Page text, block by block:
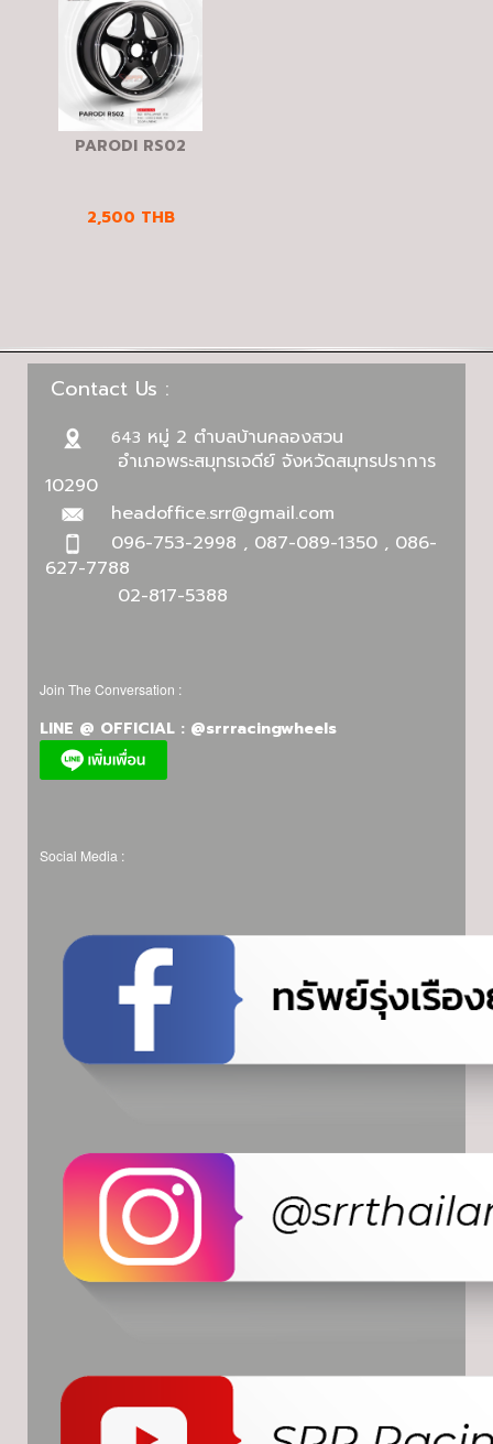
PARODI RS02
2,500 THB
Contact Us :
643 หมู่ 2 ตำบลบ้านคลองสวน
อำเภอพระสมุทรเจดีย์ จังหวัดสมุทรปราการ
10290
headoffice.srr@gmail.com
096-753-2998 , 087-089-1350 , 086-
627-7788
02-817-5388
Join The Conversation :
LINE @ OFFICIAL : @srrracingwheels
Social Media :